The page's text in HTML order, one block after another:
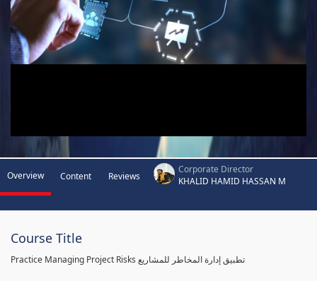
Overview Content Reviews
Corporate Director
KHALID HAMID HASSAN M
Course Title
Practice Managing Project Risks تطبيق إدارة المخاطر للمشاريع